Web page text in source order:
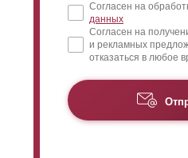
Согласен на
данных
Согласен на
и рекламных
отказаться в любое